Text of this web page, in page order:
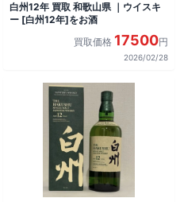
白州12年 買取 和歌山県 ｜ウイスキ
ー [白州12年]をお酒
買取価格 17500円
2026/02/28